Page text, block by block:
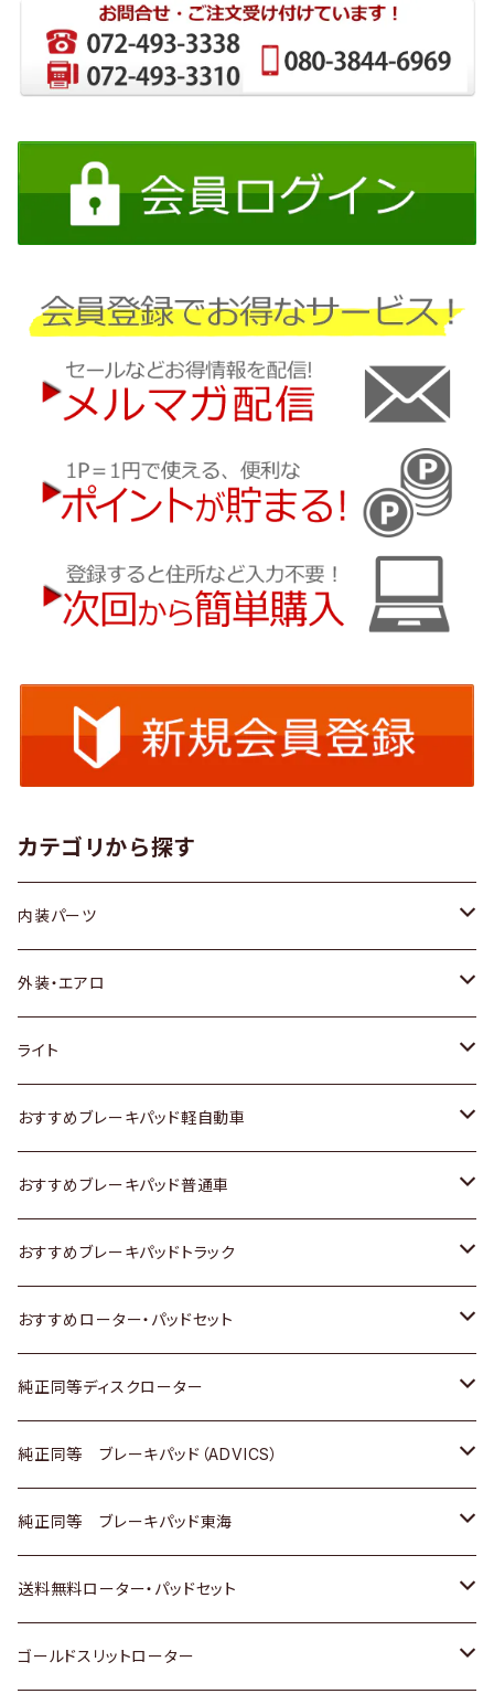
カテゴリから探す
内装パーツ
トヨタ
ホンダ
スズキ
日産
いすゞ
ダイハツ
マツダ
三菱
スバル
日野
三菱ふそう
外装・エアロ
トヨタ
ホンダ
スズキ
日産
いすゞ
ダイハツ
マツダ
三菱
日野
三菱ふそう
ライト
トヨタ
スズキ
日産
いすゞ
ダイハツ
三菱
日野
三菱ふそう
その他
おすすめブレーキパッド軽自動車
トヨタ
ホンダ
スズキ
日産
ダイハツ
マツダ
三菱
スバル
おすすめブレーキパッド普通車
トヨタ
ホンダ
スズキ
日産
いすゞ
ダイハツ
マツダ
おすすめブレーキパッドトラック
トヨタ
日産
いすゞ
ダイハツ
マツダ
三菱
おすすめローター・パッドセット
トヨタ
ホンダ
スズキ
日産
ダイハツ
純正同等ディスクローター
トヨタ
ホンダ
スズキ
日産
純正同等 ブレーキパッド（ADVICS）
トヨタ
ホンダ
スズキ
純正同等 ブレーキパッド東海
トヨタ
ホンダ
送料無料ローター・パッドセット
トヨタ
ゴールドスリットローター